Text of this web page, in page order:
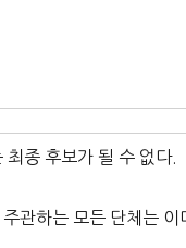
종 후보가 될 수 없다.
관하는 모든 단체는